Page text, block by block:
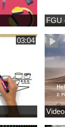
FGU
03:04